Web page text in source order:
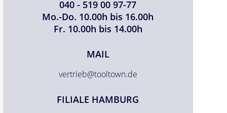
040 - 519 00 97-77
Mo.-Do. 10.00h bis 16.00h
Fr. 10.00h bis 14.00h
MAIL
vertrieb@tooltown.de
FILIALE HAMBURG